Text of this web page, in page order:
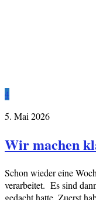
4
5. Mai 2026
Wir machen
Schon wieder eine
verarbeitet. Es sind
gedacht hatte. Zuerst